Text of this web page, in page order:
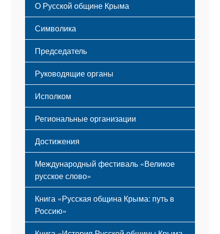
О Русской общине Крыма
Этапы становления
Принципы деятельности
Структура
Мероприятия
Символика
Флаг
Герб
Гимн
Председатель
Руководящие органы
Исполком
Региональные организации
Достижения
Международный фестиваль «Великое
русское слово»
Книга «Русская община Крыма: путь в
Россию»